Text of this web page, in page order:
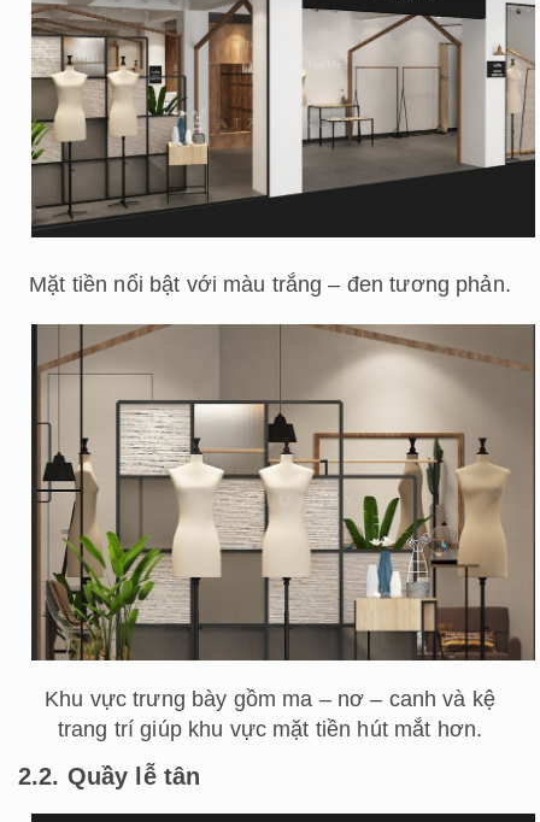
Mặt tiền nổi bật với màu trắng – đen tương phản.
Khu vực trưng bày gồm ma – nơ – canh và kệ
trang trí giúp khu vực mặt tiền hút mắt hơn.
2.2. Quầy lễ tân